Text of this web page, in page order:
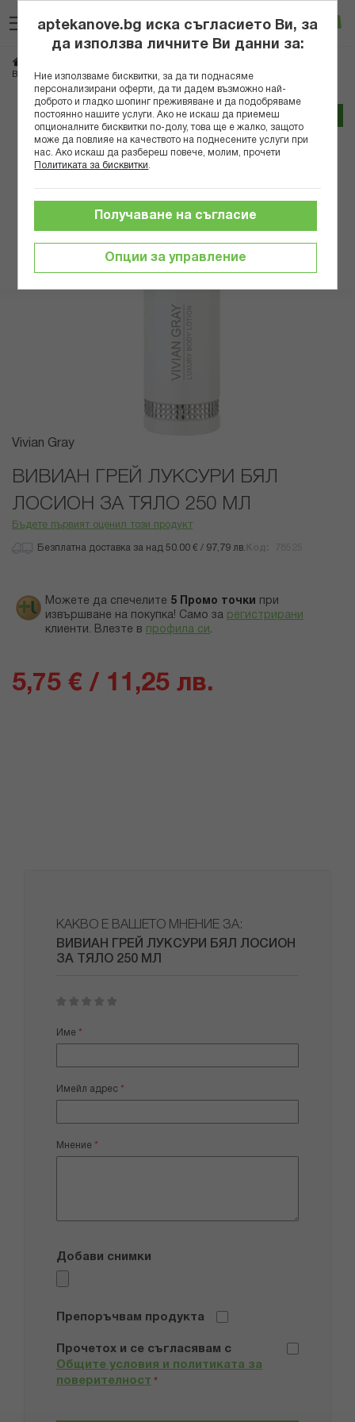
към
съдържанието
Вход
ВИВИАН ГРЕЙ ЛУКСУРИ БЯЛ ЛОСИОН ЗА ТЯЛО 250 МЛ
Трайно ниска цена онлайн
Преминете
края
Преминете
началото
галерия
със
Vivian Gray
ВИВИАН ГРЕЙ ЛУКСУРИ БЯЛ
ЛОСИОН ЗА ТЯЛО 250 МЛ
Бъдете първият оценил този продукт
Безплатна доставка за над 50.00 € / 97,79 лв.
Можете да спечелите 5 Промо точки
при
извършване на покупка! Само за регистрирани
клиенти. Влезте в профила си .
5,75 € / 11,25 лв.
КАКВО Е ВАШЕТО МНЕНИЕ ЗА:
ВИВИАН ГРЕЙ ЛУКСУРИ БЯЛ ЛОСИОН
ЗА ТЯЛО 250 МЛ
star
stars
stars
stars
stars
Име
Имейл адрес
Мнение
Добави снимки
Препоръчвам продукта
Прочетох и се съгласявам с
Общите условия и политиката за
поверителност *
aptekanove.bg иска съгласието Ви, за
да използва личните Ви данни за:
Ние използваме бисквитки, за да ти поднасяме
персонализирани оферти, да ти дадем възможно най-
доброто и гладко шопинг преживяване и да подобряваме
постоянно нашите услуги. Ако не искаш да приемеш
опционалните бисквитки по-долу, това ще е жалко, защото
може да повлияе на качеството на поднесените услуги при
нас. Ако искаш да разбереш повече, молим, прочети
Политиката за бисквитки
Опции за управление
Получаване на съгласие